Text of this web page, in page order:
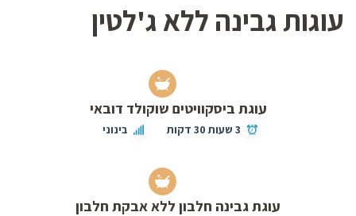
עוגות גבינה ללא ג'לטין
עוגת ביסקוויטים שוקולד דובאי
3 שעות 30 דקות בינוני
עוגת גבינה חלבון ללא אבקת חלבון